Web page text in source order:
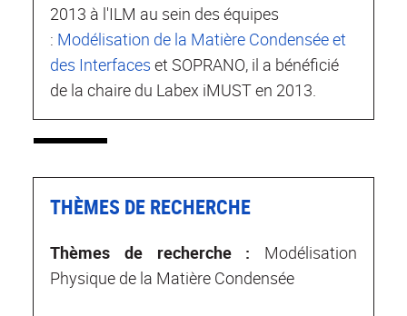
2013 à l'ILM au sein des équipes
: Modélisation de la Matière Condensée et
des Interfaces et SOPRANO, il a bénéficié
de la chaire du Labex iMUST en 2013.
THÈMES DE RECHERCHE
Thèmes de recherche : Modélisation
Physique de la Matière Condensée